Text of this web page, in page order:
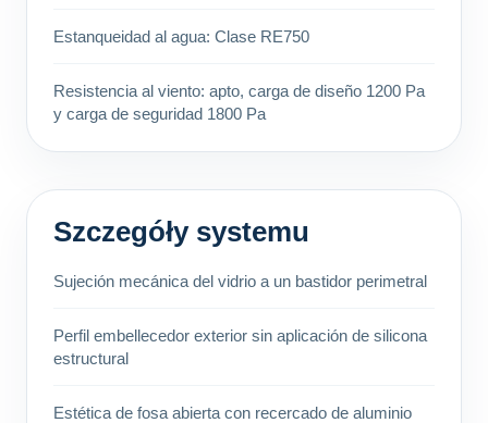
Estanqueidad al agua: Clase RE750
Resistencia al viento: apto, carga de diseño 1200 Pa
y carga de seguridad 1800 Pa
Szczegóły systemu
Sujeción mecánica del vidrio a un bastidor perimetral
Perfil embellecedor exterior sin aplicación de silicona
estructural
Estética de fosa abierta con recercado de aluminio